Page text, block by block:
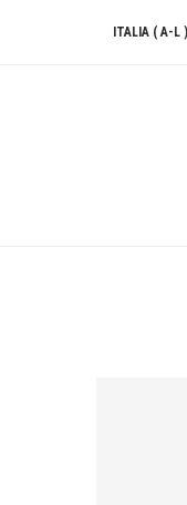
ITALIA ( A-L )